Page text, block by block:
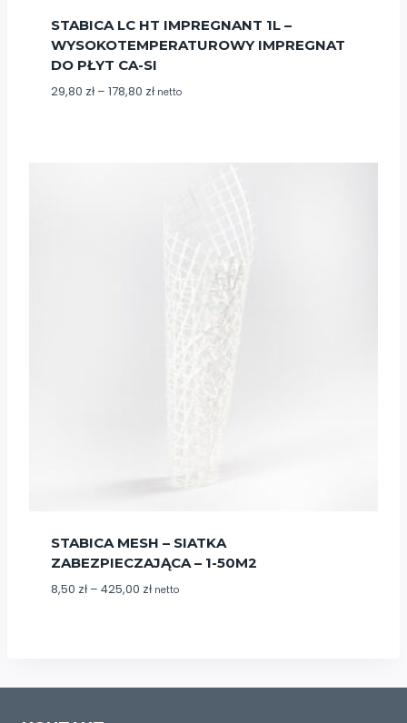
STABICA LC HT IMPREGNANT 1L –
WYSOKOTEMPERATUROWY IMPREGNAT
DO PŁYT CA-SI
29,80 zł – 178,80 złZakres
netto
STABICA MESH – SIATKA
ZABEZPIECZAJĄCA – 1-50M2
8,50 zł – 425,00 złZakres
netto